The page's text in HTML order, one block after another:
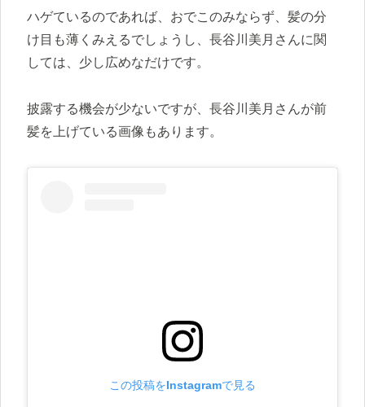
ハゲているのであれば、おでこのみならず、髪の分
け目も薄くみえるでしょうし、長谷川美月さんに関
しては、少し広めなだけです。
披露する機会が少ないですが、長谷川美月さんが前
髪を上げている画像もあります。
この投稿をInstagramで見る